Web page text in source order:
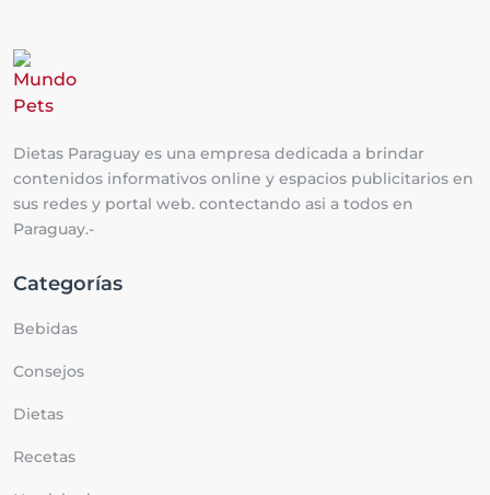
Dietas Paraguay es una empresa dedicada a brindar
contenidos informativos online y espacios publicitarios en
sus redes y portal web. contectando asi a todos en
Paraguay.-
Categorías
Bebidas
Consejos
Dietas
Recetas